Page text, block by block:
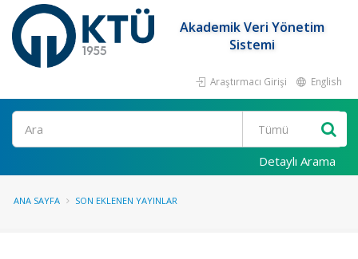
Akademik Veri Yönetim
Sistemi
Araştırmacı Girişi English
Ara
Detaylı Arama
ANA SAYFA SON EKLENEN YAYINLAR